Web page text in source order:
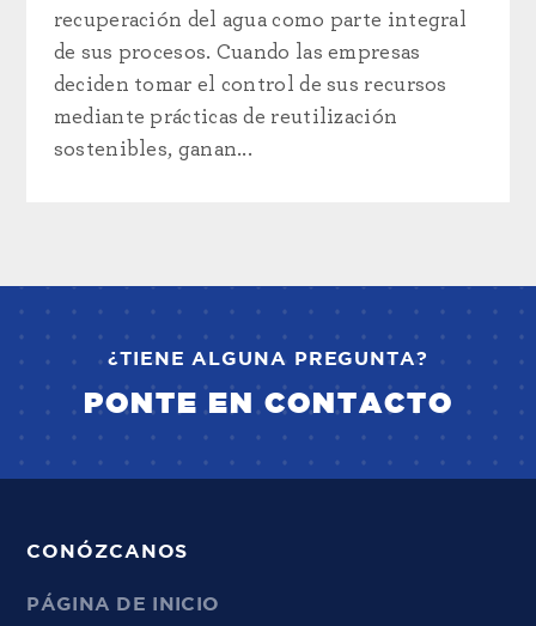
recuperación del agua como parte integral
de sus procesos. Cuando las empresas
deciden tomar el control de sus recursos
mediante prácticas de reutilización
sostenibles, ganan...
¿TIENE ALGUNA PREGUNTA?
PONTE EN CONTACTO
CONÓZCANOS
PÁGINA DE INICIO